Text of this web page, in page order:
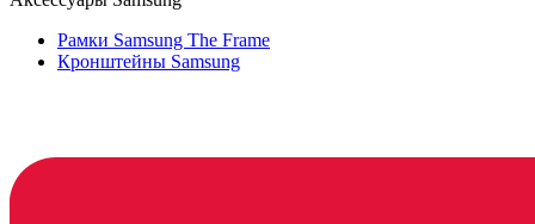
Рамки Samsung The Frame
Кронштейны Samsung